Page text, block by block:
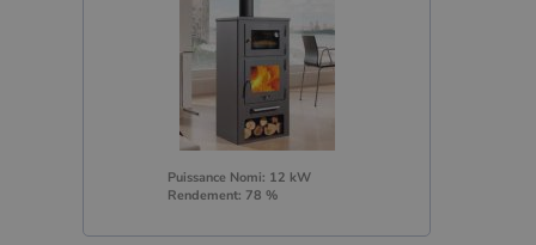
Puissance Nomi: 12 kW
Rendement: 78 %